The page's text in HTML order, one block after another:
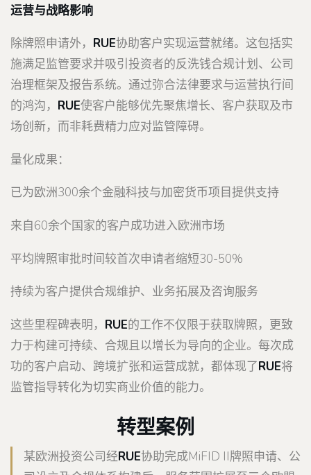
运营与战略影响
除牌照申请外， RUE协助客户实现运营就绪。这包括实
施满足监管要求并吸引投资者的反洗钱合规计划、公司
治理框架及报告系统。通过弥合法律要求与运营执行间
的鸿沟， RUE使客户能够优先聚焦增长、客户获取及市
场创新，而非耗费精力应对监管障碍。
量化成果：
已为欧洲300余个金融科技与加密货币项目提供支持
来自60余个国家的客户成功进入欧洲市场
平均牌照审批时间较首次申请者缩短30-50%
持续为客户提供合规维护、业务拓展及咨询服务
这些里程碑表明， RUE的工作不仅限于获取牌照，更致
力于构建可持续、合规且以增长为导向的企业。每次成
功的客户启动、跨境扩张和运营成就，都体现了RUE将
监管指导转化为切实商业价值的能力。
转型案例
某欧洲投资公司经RUE协助完成MiFID II牌照申请、公